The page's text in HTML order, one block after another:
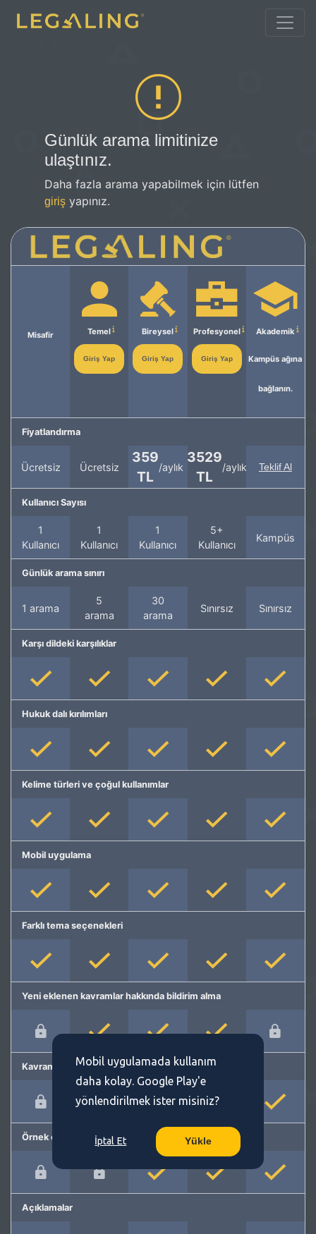
Günlük arama limitinize
ulaştınız.
Daha fazla arama yapabilmek için lütfen
giriş yapınız.
Misafir Temel
Giriş Yap
Bireysel
Giriş Yap
Profesyonel
Giriş Yap
Akademik
Kampüs ağına
bağlanın.
Fiyatlandırma
Ücretsiz Ücretsiz
359
TL
/aylık
3529
TL
/aylık Teklif Al
Kullanıcı Sayısı
1
Kullanıcı
1
Kullanıcı
1
Kullanıcı
5+
Kullanıcı
Kampüs
Günlük arama sınırı
1 arama
5
arama
30
arama
Sınırsız Sınırsız
Karşı dildeki karşılıklar
Hukuk dalı kırılımları
Kelime türleri ve çoğul kullanımlar
Mobil uygulama
Farklı tema seçenekleri
Yeni eklenen kavramlar hakkında bildirim alma
Kavram önerme
Örnek cümleler
Açıklamalar
Mobil uygulamada kullanım
daha kolay. Google Play'e
yönlendirilmek ister misiniz?
İptal Et Yükle